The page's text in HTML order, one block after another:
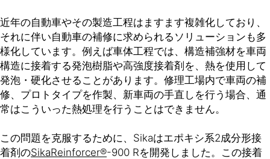
近年の自動車やその製造工程はますます複雑化しており、
それに伴い自動車の補修に求められるソリューションも多
様化しています。例えば車体工程では、構造補強材を車両
構造に接着する発泡樹脂や高強度接着剤を、熱を使用して
発泡・硬化させることがあります。修理工場内で車両の補
修、プロトタイプを作製、新車両の手直しを行う場合、通
常はこういった熱処理を行うことはできません。
この問題を克服するために、Sikaはエポキシ系2成分形接
着剤のSikaReinforcer®-900 Rを開発しました。この接着